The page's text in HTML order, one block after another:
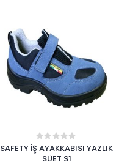
0
out
SAFETY İŞ AYAKKABISI YAZLIK
SÜET S1